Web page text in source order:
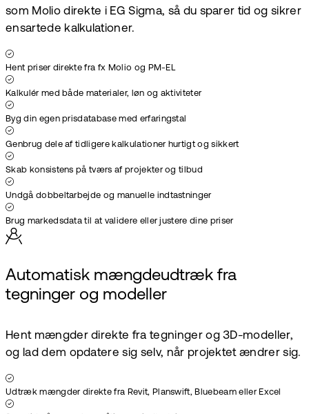
som Molio direkte i EG Sigma, så du sparer tid og sikrer
ensartede kalkulationer.
Hent priser direkte fra fx Molio og PM-EL
Kalkulér med både materialer, løn og aktiviteter
Byg din egen prisdatabase med erfaringstal
Genbrug dele af tidligere kalkulationer hurtigt og sikkert
Skab konsistens på tværs af projekter og tilbud
Undgå dobbeltarbejde og manuelle indtastninger
Brug markedsdata til at validere eller justere dine priser
Automatisk mængdeudtræk fra
tegninger og modeller
Hent mængder direkte fra tegninger og 3D-modeller,
og lad dem opdatere sig selv, når projektet ændrer sig.
Udtræk mængder direkte fra Revit, Planswift, Bluebeam eller Excel